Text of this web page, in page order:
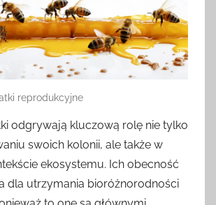
reprodukcyjne
odgrywają kluczową rolę nie tylko
swoich kolonii, ale także w
ekosystemu. Ich obecność
dla utrzymania bioróżnorodności